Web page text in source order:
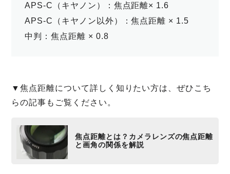
APS-C（キヤノン）：焦点距離× 1.6
APS-C（キヤノン以外）：焦点距離 × 1.5
中判：焦点距離 × 0.8
▼焦点距離について詳しく知りたい方は、ぜひこち
らの記事もご覧ください。
焦点距離とは？カメラレンズの焦点距離
と画角の関係を解説